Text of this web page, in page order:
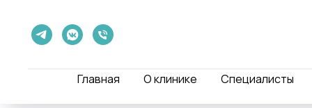
Главная О клинике Специалисты